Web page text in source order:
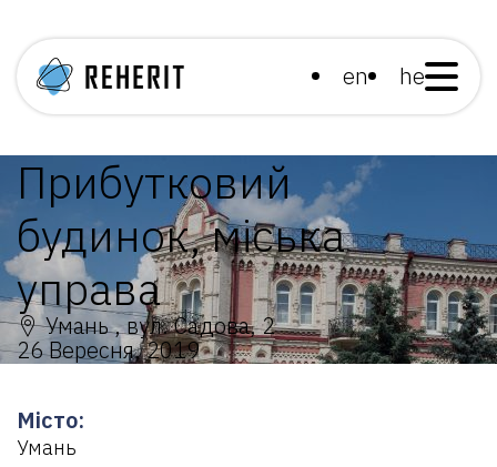
en he
Прибутковий
будинок, міська
управа
Умань , вул. Садова, 2
26 Вересня, 2019
Місто:
Умань